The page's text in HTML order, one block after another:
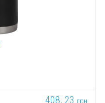
408, 23 грн.